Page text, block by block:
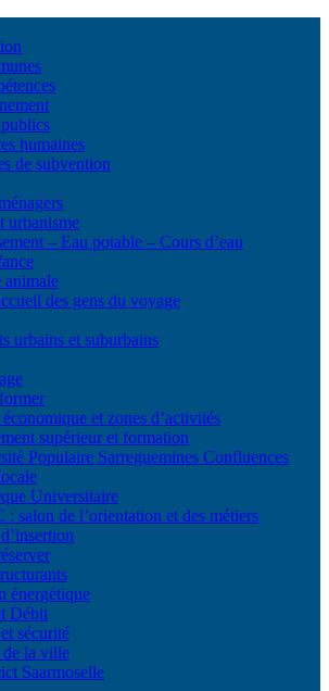
humaines
de subvention
urbanisme
– Eau potable – Cours d’eau
animale
des gens du voyage
urbains et suburbains
et zones d’activités
supérieur et formation
Populaire Sarreguemines Confluences
Universitaire
salon de l’orientation et des métiers
énergétique
Débit
sécurité
la ville
Saarmoselle